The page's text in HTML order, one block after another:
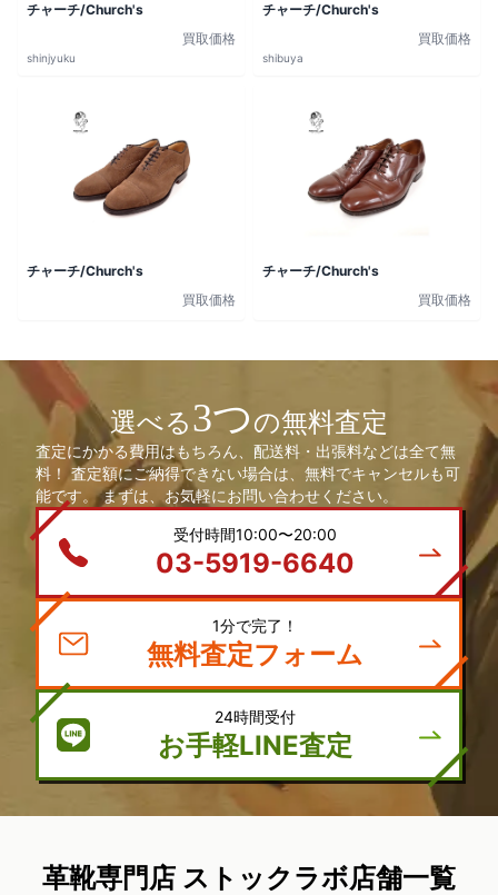
チャーチ/Church's
買取価格
shinjyuku
チャーチ/Church's
買取価格
shibuya
チャーチ/Church's
買取価格
チャーチ/Church's
買取価格
選べる3つの無料査定
査定にかかる費用はもちろん、配送料・出張料などは全て無
料！ 査定額にご納得できない場合は、無料でキャンセルも可
能です。 まずは、お気軽にお問い合わせください。
受付時間10:00〜20:00
03-5919-6640
1分で完了！
無料査定フォーム
24時間受付
お手軽LINE査定
革靴専門店 ストックラボ店舗一覧